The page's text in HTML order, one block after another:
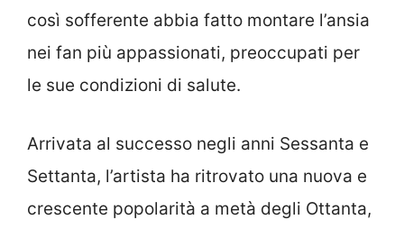
così sofferente abbia fatto montare l’ansia
nei fan più appassionati, preoccupati per
le sue condizioni di salute.
Arrivata al successo negli anni Sessanta e
Settanta, l’artista ha ritrovato una nuova e
crescente popolarità a metà degli Ottanta,